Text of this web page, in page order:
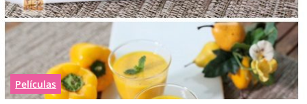
Películas